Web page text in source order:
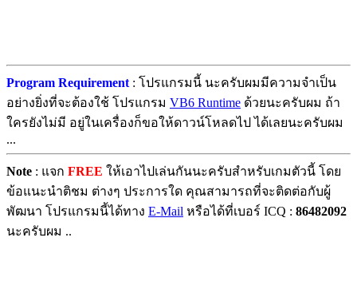
Program Requirement: โปรแกรมนี้ นะครับผมมีความจำเป็น
อย่างยิ่งที่จะต้องใช้ โปรแกรม VB6 Runtime ด้วยนะครับผม ถ้า
ใครยังไม่มี อยู่ในเครื่องก็ขอให้ดาวน์โหลดไป ได้เลยนะครับผม
...
Note : แจก FREE ให้เอาไปเล่นกันนะครับสำหรับเกมตัวนี้ โดย
ข้อแนะนำติชม ต่างๆ ประการใด คุณสามารถที่จะติดต่อกับผู้
พัฒนา โปรแกรมนี้ได้ทาง E-Mail หรือได้ที่เบอร์ ICQ : 86482092
นะครับผม ..